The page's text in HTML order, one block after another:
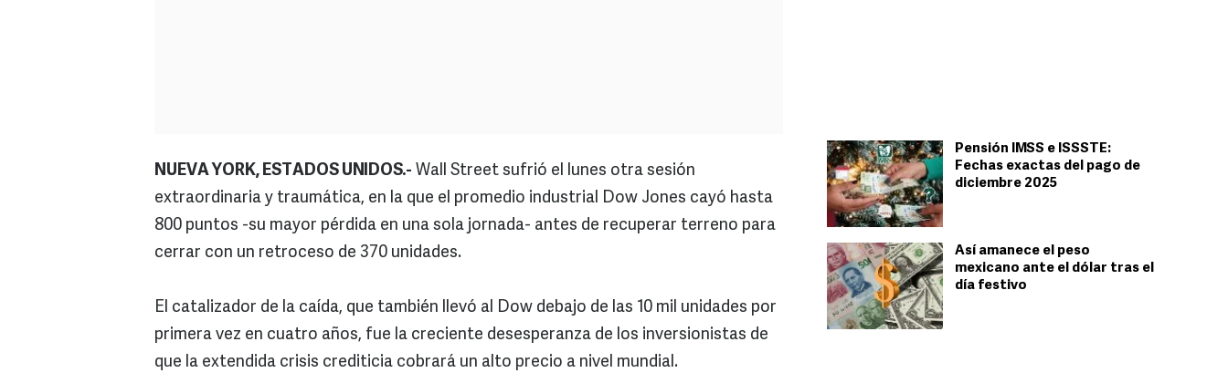
Pensión IMSS e ISSSTE:
Fechas exactas del pago de
diciembre 2025
Así amanece el peso
mexicano ante el dólar tras el
día festivo
NUEVA YORK, ESTADOS UNIDOS.- Wall Street sufrió el lunes otra sesión
extraordinaria y traumática, en la que el promedio industrial Dow Jones cayó hasta
800 puntos -su mayor pérdida en una sola jornada- antes de recuperar terreno para
cerrar con un retroceso de 370 unidades.
El catalizador de la caída, que también llevó al Dow debajo de las 10 mil unidades por
primera vez en cuatro años, fue la creciente desesperanza de los inversionistas de
que la extendida crisis crediticia cobrará un alto precio a nivel mundial.